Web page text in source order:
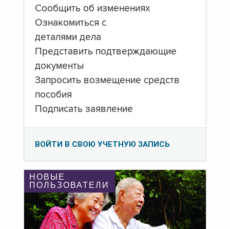
Сообщить об изменениях
Ознакомиться с
деталями дела
Представить подтверждающие
документы
Запросить возмещение средств
пособия
Подписать заявление
ВОЙТИ В СВОЮ УЧЕТНУЮ ЗАПИСЬ
НОВЫЕ
ПОЛЬЗОВАТЕЛИ